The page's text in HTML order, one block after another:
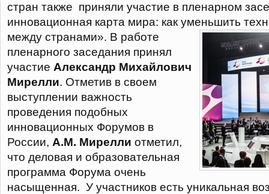
стран также приняли участие в пленарном
инновационная карта мира: как уменьшить
между странами». В работе
пленарного заседания принял
участие Александр Михайлович
Мирелли. Отметив в своем
выступлении важность
проведения подобных
инновационных Форумов в
России, А.М. Мирелли отметил,
что деловая и образовательная
программа Форума очень
насыщенная. У участников есть уникальная